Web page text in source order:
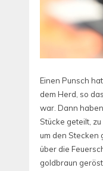
Einen Punsch
dem Herd, so
war. Dann
Stücke geteilt,
um den Stecken
über die
goldbraun